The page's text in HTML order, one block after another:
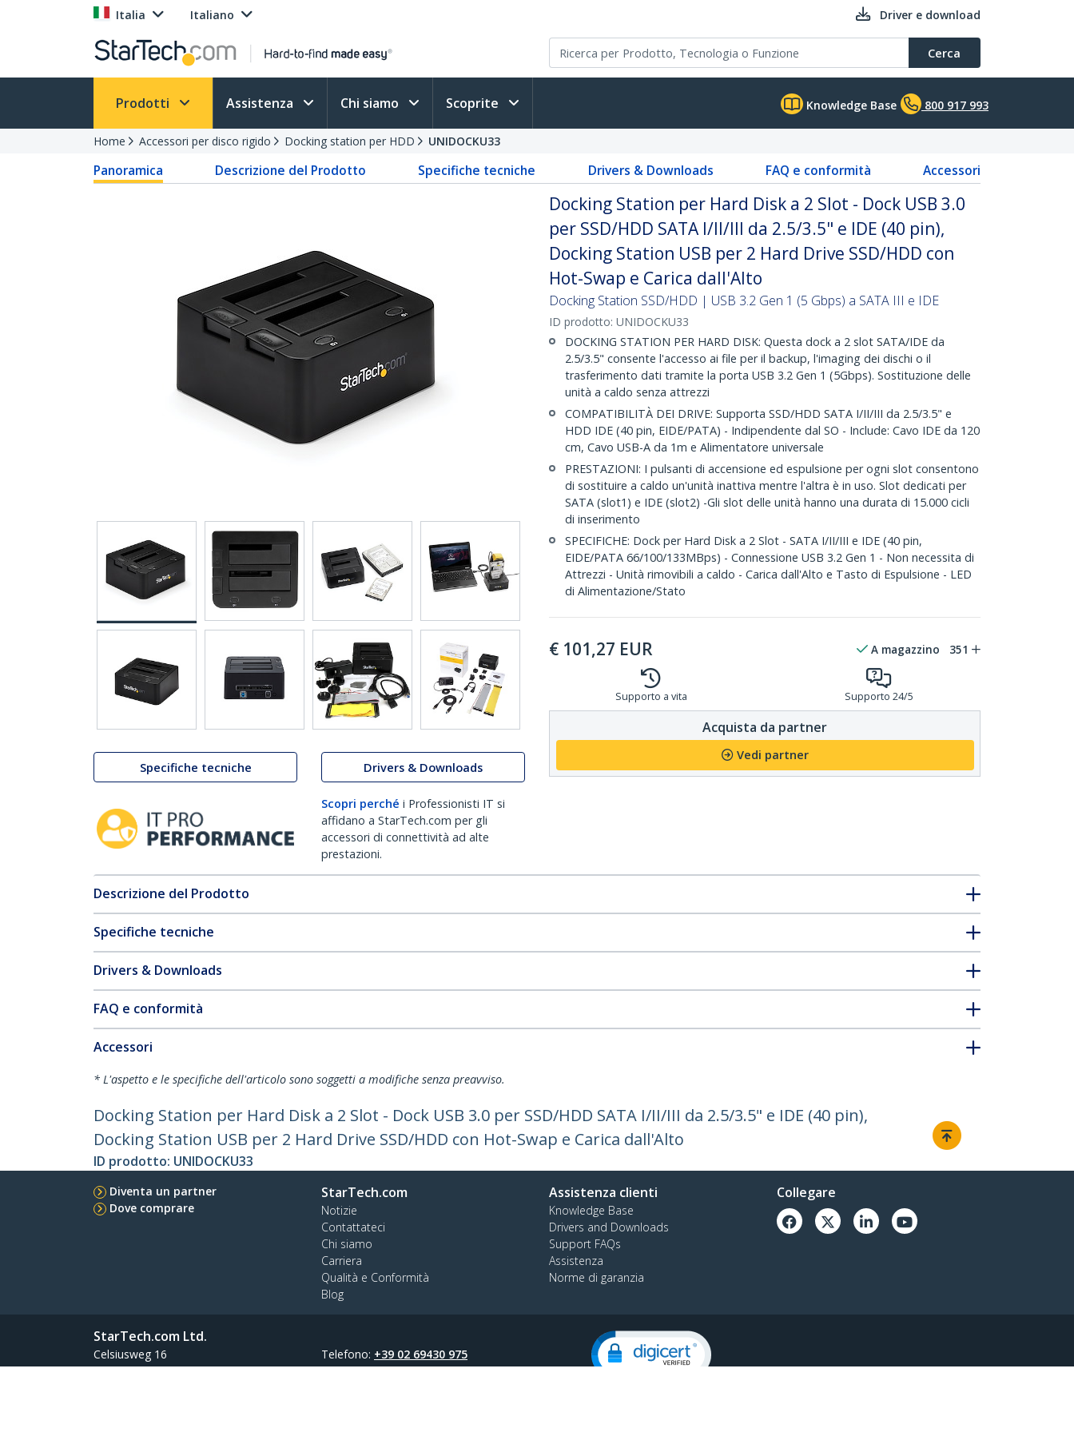
Italia Italiano Driver e download
Cerca
Prodotti Assistenza Chi siamo Scoprite Knowledge Base 800 917 993
Home Accessori per disco rigido Docking station per HDD UNIDOCKU33
Panoramica Descrizione del Prodotto Specifiche tecniche Drivers & Downloads FAQ e conformità Accessori
Specifiche tecniche Drivers & Downloads
Scopri perché i Professionisti IT si
affidano a StarTech.com per gli
accessori di connettività ad alte
prestazioni.
Docking Station per Hard Disk a 2 Slot - Dock USB 3.0
per SSD/HDD SATA I/II/III da 2.5/3.5" e IDE (40 pin),
Docking Station USB per 2 Hard Drive SSD/HDD con
Hot-Swap e Carica dall'Alto
Docking Station SSD/HDD | USB 3.2 Gen 1 (5 Gbps) a SATA III e IDE
ID prodotto: UNIDOCKU33
DOCKING STATION PER HARD DISK: Questa dock a 2 slot SATA/IDE da
2.5/3.5" consente l'accesso ai file per il backup, l'imaging dei dischi o il
trasferimento dati tramite la porta USB 3.2 Gen 1 (5Gbps). Sostituzione delle
unità a caldo senza attrezzi
COMPATIBILITÀ DEI DRIVE: Supporta SSD/HDD SATA I/II/III da 2.5/3.5" e
HDD IDE (40 pin, EIDE/PATA) - Indipendente dal SO - Include: Cavo IDE da 120
cm, Cavo USB-A da 1m e Alimentatore universale
PRESTAZIONI: I pulsanti di accensione ed espulsione per ogni slot consentono
di sostituire a caldo un'unità inattiva mentre l'altra è in uso. Slot dedicati per
SATA (slot1) e IDE (slot2) -Gli slot delle unità hanno una durata di 15.000 cicli
di inserimento
SPECIFICHE: Dock per Hard Disk a 2 Slot - SATA I/II/III e IDE (40 pin,
EIDE/PATA 66/100/133MBps) - Connessione USB 3.2 Gen 1 - Non necessita di
Attrezzi - Unità rimovibili a caldo - Carica dall'Alto e Tasto di Espulsione - LED
di Alimentazione/Stato
€ 101,27 EUR A magazzino 351
Supporto a vita Supporto 24/5
Acquista da partner
Vedi partner
Descrizione del Prodotto
Specifiche tecniche
Drivers & Downloads
FAQ e conformità
Accessori
* L'aspetto e le specifiche dell'articolo sono soggetti a modifiche senza preavviso.
Docking Station per Hard Disk a 2 Slot - Dock USB 3.0 per SSD/HDD SATA I/II/III da 2.5/3.5" e IDE (40 pin),
Docking Station USB per 2 Hard Drive SSD/HDD con Hot-Swap e Carica dall'Alto
ID prodotto: UNIDOCKU33
Diventa un partner
Dove comprare
StarTech.com
Notizie
Contattateci
Chi siamo
Carriera
Qualità e Conformità
Blog
Assistenza clienti
Knowledge Base
Drivers and Downloads
Support FAQs
Assistenza
Norme di garanzia
Collegare
StarTech.com Ltd.
Celsiusweg 16
5928 PR Venlo
Telefono: +39 02 69430 975
Numero verde:800 917 993